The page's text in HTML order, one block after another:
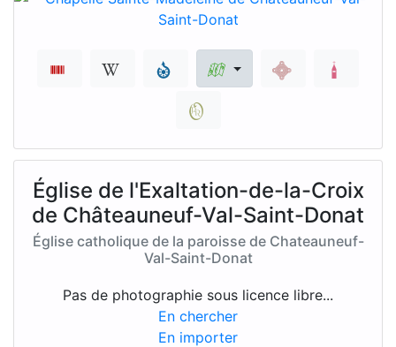
Église de l'Exaltation-de-la-Croix
de Châteauneuf-Val-Saint-Donat
Église catholique de la paroisse de Chateauneuf-
Val-Saint-Donat
Pas de photographie sous licence libre...
En chercher
En importer